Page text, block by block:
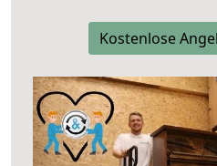
Kostenlose